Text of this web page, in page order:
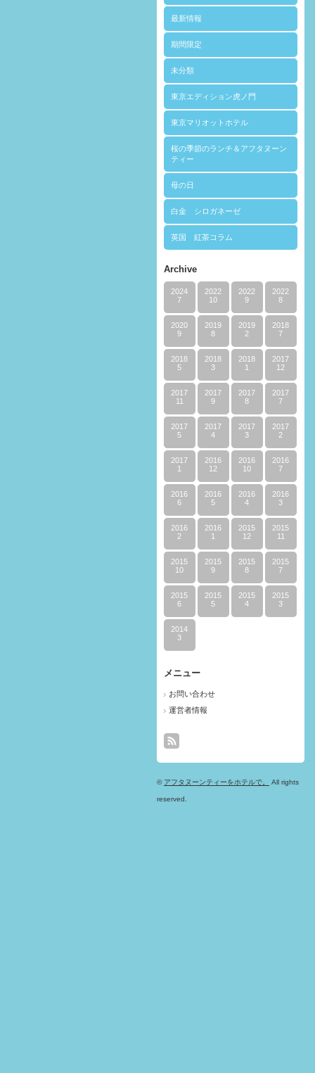
最新情報
期間限定
未分類
東京エディション虎ノ門
東京マリオットホテル
桜の季節のランチ＆アフタヌーン
ティー
母の日
白金 シロガネーゼ
英国 紅茶コラム
Archive
2024
7
2022
10
2022
9
2022
8
2020
9
2019
8
2019
2
2018
7
2018
5
2018
3
2018
1
2017
12
2017
11
2017
9
2017
8
2017
7
2017
5
2017
4
2017
3
2017
2
2017
1
2016
12
2016
10
2016
7
2016
6
2016
5
2016
4
2016
3
2016
2
2016
1
2015
12
2015
11
2015
10
2015
9
2015
8
2015
7
2015
6
2015
5
2015
4
2015
3
2014
3
メニュー
お問い合わせ
運営者情報
© アフタヌーンティーをホテルで。 All rights
reserved.